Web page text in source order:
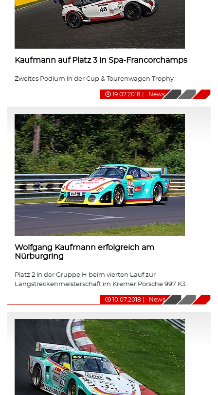
Kaufmann auf Platz 3 in Spa-Francorchamps
Zweites Podium in der Cup & Tourenwagen Trophy
19.07.2018 News
Wolfgang Kaufmann erfolgreich am
Nürburgring
Platz 2 in der Gruppe H beim vierten Lauf zur
Langstreckenmeisterschaft im Kremer Porsche 997 K3.
10.07.2018 News